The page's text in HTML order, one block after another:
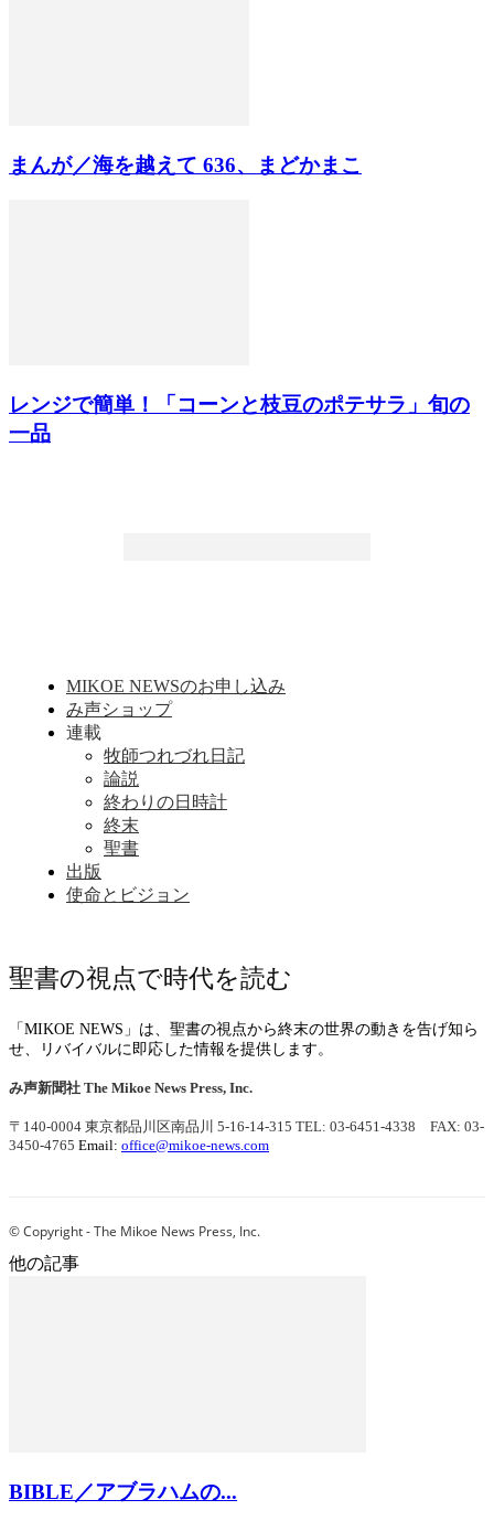
まんが／海を越えて 636、まどかまこ
レンジで簡単！「コーンと枝豆のポテサラ」旬の
一品
MIKOE NEWSのお申し込み
み声ショップ
連載
牧師つれづれ日記
論説
終わりの日時計
終末
聖書
出版
使命とビジョン
聖書の視点で時代を読む
「MIKOE NEWS」は、聖書の視点から終末の世界の動きを告げ知ら
せ、リバイバルに即応した情報を提供します。
み声新聞社 The Mikoe News Press, Inc.
〒140-0004 東京都品川区南品川 5-16-14-315 TEL: 03-6451-4338 FAX: 03-
3450-4765 Email: office@mikoe-news.com
© Copyright - The Mikoe News Press, Inc.
他の記事
BIBLE／アブラハムの...